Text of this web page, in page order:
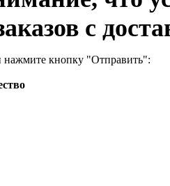
с
нажмите кнопку "Отправить":